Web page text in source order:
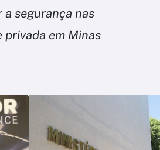
segurança nas
em Minas